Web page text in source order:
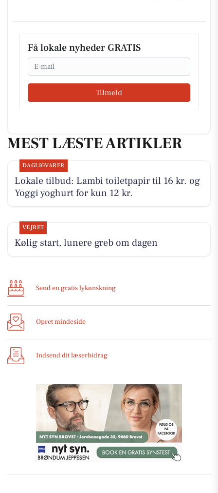
Få lokale nyheder GRATIS
Email
Tilmeld
MEST LÆSTE ARTIKLER
DAGLIGVARER
Lokale tilbud: Lambi toiletpapir til 16 kr. og
Yoggi yoghurt for kun 12 kr.
VEJRET
Kølig start, lunere greb om dagen
Send en gratis lykønskning
Opret mindeside
Indsend dit læserbidrag